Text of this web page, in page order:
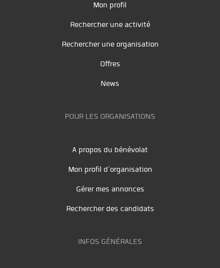
Mon profil
Rechercher une activité
Rechercher une organisation
Offres
News
POUR LES ORGANISATIONS
A propos du bénévolat
Mon profil d'organisation
Gérer mes annonces
Rechercher des candidats
INFOS GÉNÉRALES